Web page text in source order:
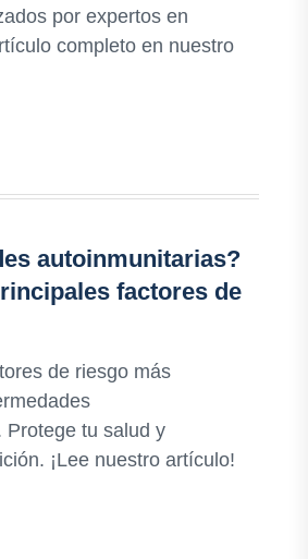
por expertos en
completo en nuestro
autoinmunitarias?
factores de
de riesgo más
Protege tu salud y
¡Lee nuestro artículo!